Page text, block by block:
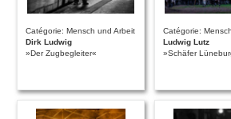
Catégorie: Mensch und Arbeit
Dirk Ludwig
»Der Zugbegleiter«
Catégorie:
Ludwig Lutz
»Schäfer